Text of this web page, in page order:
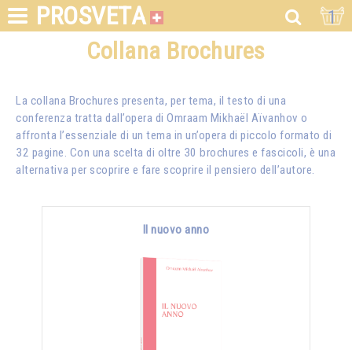
PROSVETA 1
Collana Brochures
La collana Brochures presenta, per tema, il testo di una
conferenza tratta dall’opera di Omraam Mikhaël Aïvanhov o
affronta l’essenziale di un tema in un’opera di piccolo formato di
32 pagine. Con una scelta di oltre 30 brochures e fascicoli, è una
alternativa per scoprire e fare scoprire il pensiero dell’autore.
Il nuovo anno